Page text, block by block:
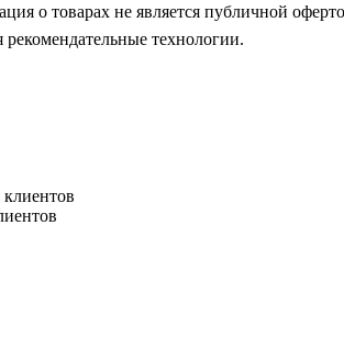
о товарах не является публичной
технологии.